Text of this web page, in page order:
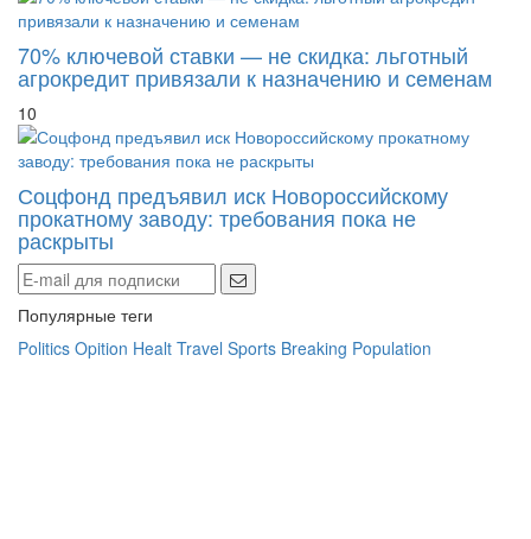
70% ключевой ставки — не скидка: льготный
агрокредит привязали к назначению и семенам
10
Соцфонд предъявил иск Новороссийскому
прокатному заводу: требования пока не
раскрыты
Популярные теги
Politics Opition Healt